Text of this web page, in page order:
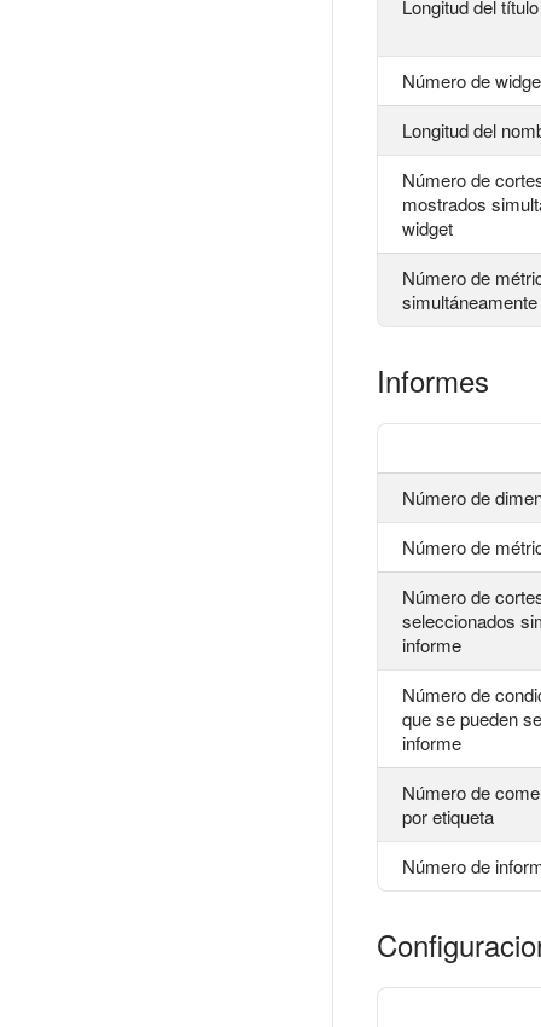
Longitud del
Número de
Longitud del
Número de
mostrados
widget
Número de
Informes
Número de
Número de
Número de
seleccionados
informe
Número de
que se pueden
informe
Número de
por etiqueta
Número de